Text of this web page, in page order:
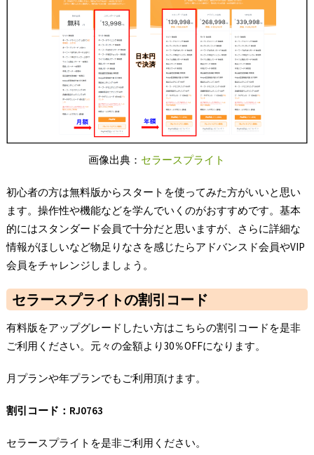
画像出典： セラースプライト
初心者の方は無料版からスタートを使ってみた方がいいと思い
ます。操作性や機能などを学んでいくのがおすすめです。基本
的にはスタンダード会員で十分だと思いますが、さらに詳細な
情報がほしいなど物足りなさを感じたらアドバンスド会員やVIP
会員をチャレンジしましょう。
セラースプライトの割引コード
有料版をアップグレードしたい方はこちらの割引コードを是非
ご利用ください。元々の金額より30％OFFになります。
月プランや年プランでもご利用頂けます。
割引コード：RJ0763
セラースプライトを是非ご利用ください。